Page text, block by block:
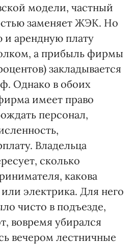
модели, частный
заменяет ЖЭК. Но
и арендную плату
а прибыль фирмы
закладывается
Однако в обоих
имеет право
персонал,
Владельца
сколько
какова
электрика. Для него
чисто в подъезде,
вовремя убирался
вечером лестничные